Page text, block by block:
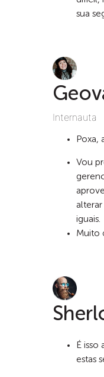
sua
Internauta
Poxa,
Vou
alterar
iguais.
Muito
É isso
estas